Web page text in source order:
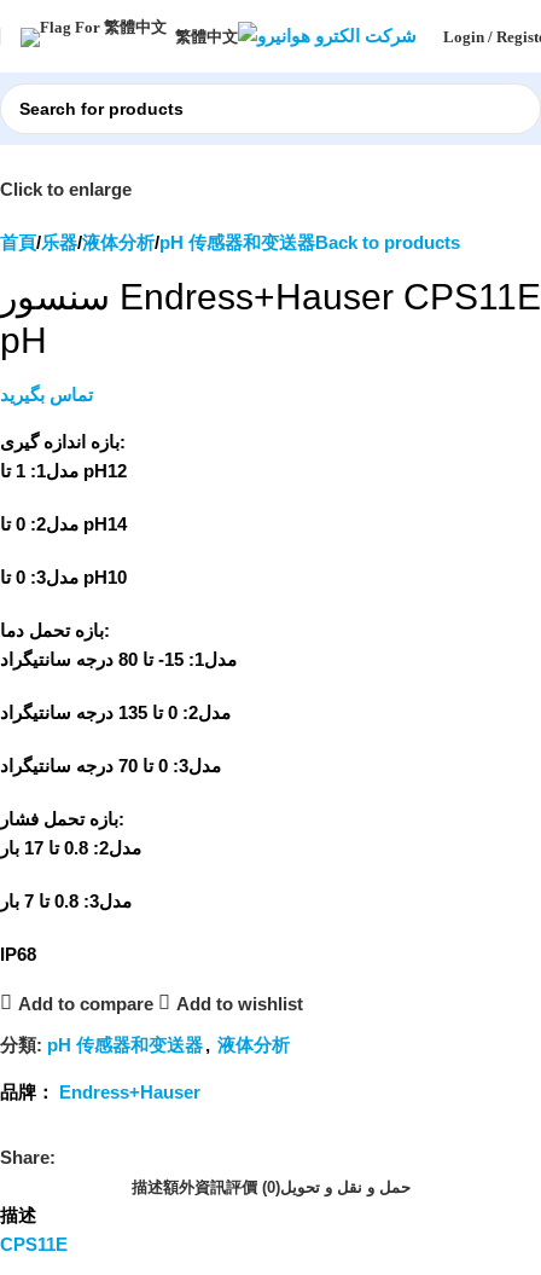
繁體中文 Login /
Click to enlarge
首頁 乐器 液体分析 pH 传感器和变送器Back to products
سنسور Endress+Hauser CPS11E
pH
تماس بگیرید
بازه اندازه گیری:
مدل1: 1 تا pH12
مدل2: 0 تا pH14
مدل3: 0 تا pH10
بازه تحمل دما:
مدل1: 15- تا 80 درجه سانتیگراد
مدل2: 0 تا 135 درجه سانتیگراد
مدل3: 0 تا 70 درجه سانتیگراد
بازه تحمل فشار:
مدل2: 0.8 تا 17 بار
مدل3: 0.8 تا 7 بار
IP68
Add to compare Add to wishlist
分類: pH 传感器和变送器, 液体分析
品牌： Endress+Hauser
Share:
描述額外資訊評價 (0)حمل و نقل و تحویل
描述
CPS11E